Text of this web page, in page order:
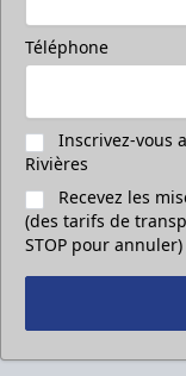
Pour Moins
Téléphone
Inscrivez-vous
Rivières
Recevez les
(des tarifs de
STOP pour annuler)